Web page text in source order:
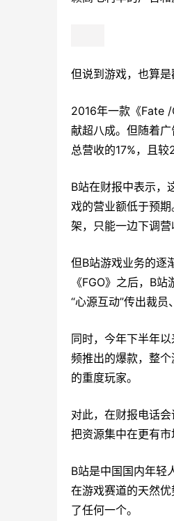
但说到游戏，也算是
2016年一款《Fate
献超八成。但随着
总营收的17%，且较
B站在财报中表示，
戏的营业额低于预
架，只能一边下调营
但B站游戏业务的逐
《FGO》之后，B
“心源互动”传出裁员
同时，今年下半年
频推出的爆款，整
的重度玩家。
对此，在财报电话
把资源集中在更有市
B站是中国国内年轻
在游戏赛道的天然
了任何一个。